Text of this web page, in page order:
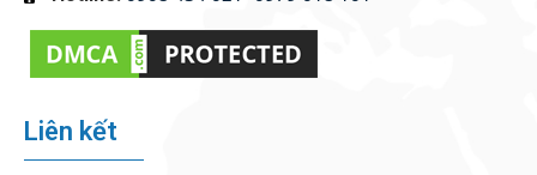
Liên kết